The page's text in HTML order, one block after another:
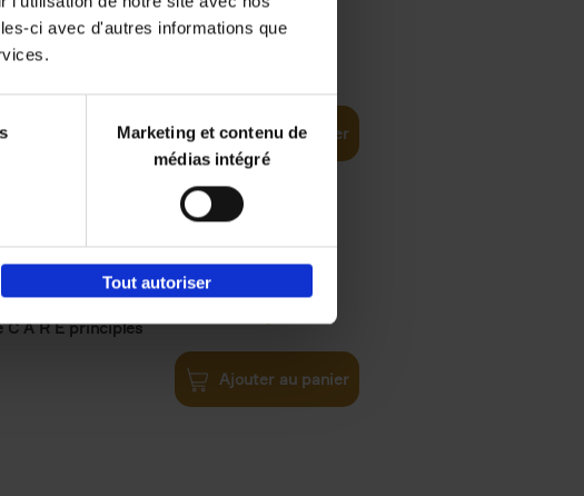
ci avec d'autres informations que
Marketing et contenu de
médias intégré
Tout autoriser
Business
Ajouter au panier
A R E principles €34,99
Ajouter au panier